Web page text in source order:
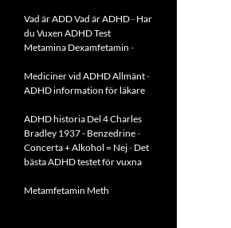
Vad är ADDVad är ADHD- Har
du Vuxen ADHD Test
Metamina Dexamfetamin -
Mediciner vid ADHD Allmänt-
ADHD information för läkare
ADHD historia Del 4 Charles
Bradley 1937 - Benzedrine-
Concerta + Alkohol = Nej- Det
bästa ADHD testet för vuxna
Metamfetamin Meth